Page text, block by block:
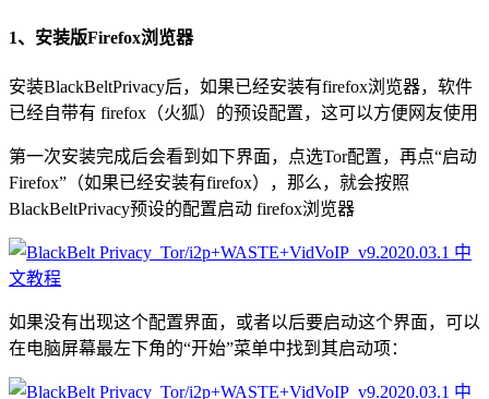
1、安装版Firefox浏览器
安装BlackBeltPrivacy后，如果已经安装有firefox浏览器，软件
已经自带有 firefox（火狐）的预设配置，这可以方便网友使用
第一次安装完成后会看到如下界面，点选Tor配置，再点“启动
Firefox”（如果已经安装有firefox），那么，就会按照
BlackBeltPrivacy预设的配置启动 firefox浏览器
如果没有出现这个配置界面，或者以后要启动这个界面，可以
在电脑屏幕最左下角的“开始”菜单中找到其启动项：